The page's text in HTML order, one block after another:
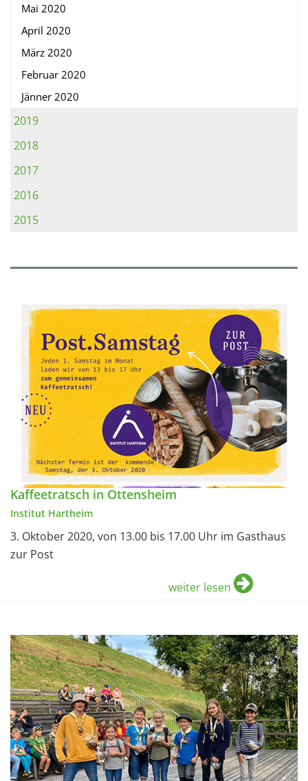
Mai 2020
April 2020
März 2020
Februar 2020
Jänner 2020
2019
2018
2017
2016
2015
Kaffeetratsch in Ottensheim
Institut Hartheim
3. Oktober 2020, von 13.00 bis 17.00 Uhr im Gasthaus
zur Post
weiter lesen